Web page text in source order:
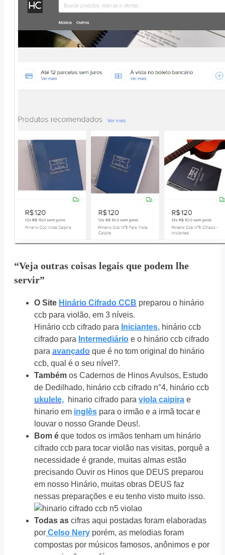
“Veja outras coisas legais que podem lhe
servir”
O Site Hinário Cifrado CCB preparou o hinário
ccb para violão, em 3 níveis.
Hinário ccb cifrado para Iniciantes, hinário ccb
cifrado para Intermediário e o hinário ccb cifrado
para avançado que é no tom original do hinário
ccb, qual é o seu nível?.
Também os Cadernos de Hinos Avulsos, Estudo
de Dedilhado, hinário ccb cifrado n°4, hinário ccb
ukulele, hinario cifrado para viola caipira e
hinario em inglês para o irmão e a irmã tocar e
louvar o nosso Grande Deus!.
Bom é que todos os irmãos tenham um hinário
cifrado ccb para tocar violão nas visitas, porquê a
necessidade é grande, muitas almas estão
precisando Ouvir os Hinos que DEUS preparou
em nosso Hinário, muitas obras DEUS faz
nessas preparações e eu tenho visto muito isso.
Todas as cifras aqui postadas foram elaboradas
por Celso Nery porém, as melodias foram
compostas por músicos famosos, anônimos e por